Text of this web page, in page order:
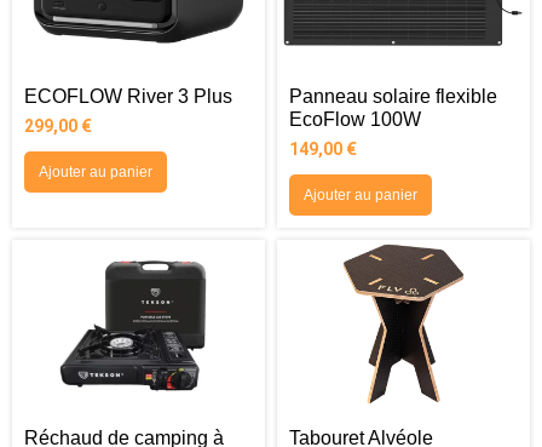
ECOFLOW River 3 Plus
299,00 €
Ajouter au panier
Panneau solaire flexible
EcoFlow 100W
149,00 €
Ajouter au panier
Réchaud de camping à
Tabouret Alvéole